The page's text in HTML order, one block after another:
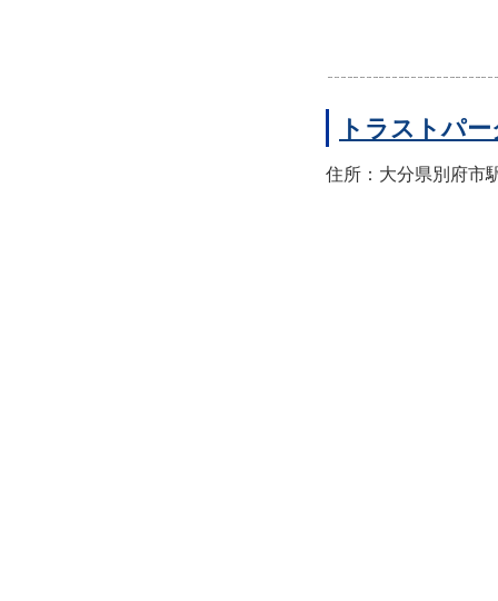
トラストパ
住所：大分県別府市